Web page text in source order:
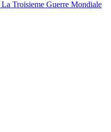
Troisieme Guerre Mondiale